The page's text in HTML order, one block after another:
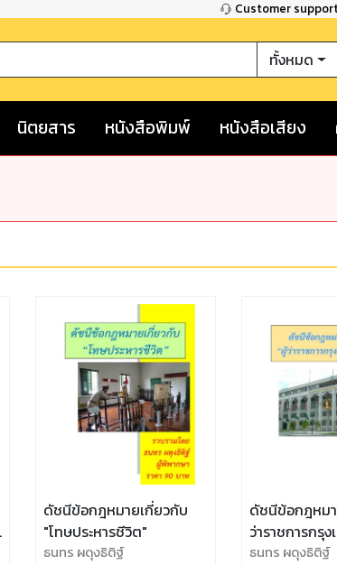
Customer
ทั้งหมด
นิตยสาร หนังสือพิมพ์ หนังสือเสียง
ดัชนีข้อกฎหมายเกี่ยวกับ
"โทษประหารชีวิต"
ธนทร ผดุงธิติฐ์
ดัชนีข้อกฎหม
ว่าราชการกรุ
ธนทร ผดุงธิติฐ์